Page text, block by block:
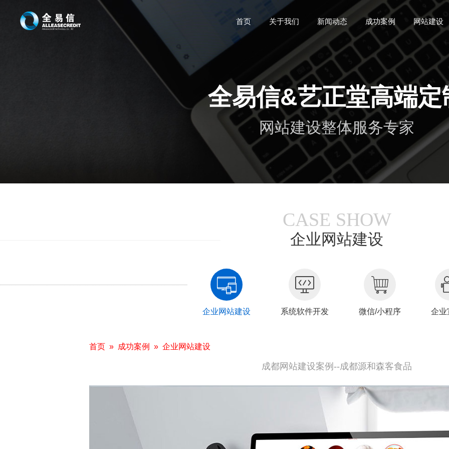
首页 关于我们 新闻动态 成功案例 网站建设
全易信&艺正堂高端定
网站建设整体服务专家
CASE SHOW
企业网站建设
企业网站建设 系统软件开发 微信/小程序 企业
首页 » 成功案例 » 企业网站建设
成都网站建设案例--成都源和森客食品